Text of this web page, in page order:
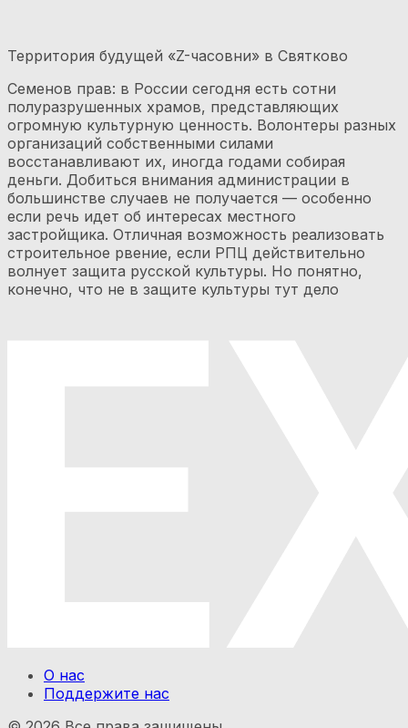
Территория будущей «Z-часовни» в Святково
Семенов прав: в России сегодня есть сотни
полуразрушенных храмов, представляющих
огромную культурную ценность. Волонтеры разных
организаций собственными силами
восстанавливают их, иногда годами собирая
деньги. Добиться внимания администрации в
большинстве случаев не получается — особенно
если речь идет об интересах местного
застройщика. Отличная возможность реализовать
строительное рвение, если РПЦ действительно
волнует защита русской культуры. Но понятно,
конечно, что не в защите культуры тут дело
О нас
Поддержите нас